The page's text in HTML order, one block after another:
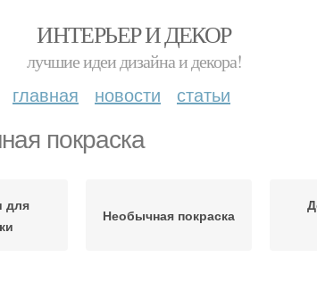
ИНТЕРЬЕР И ДЕКОР
лучшие идеи дизайна и декора!
главная новости статьи
покраска
для
Необычная покраска